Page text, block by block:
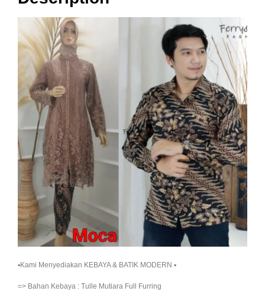
▪︎Kami Menyediakan KEBAYA & BATIK MODERN ▪︎
=> Bahan Kebaya : Tulle Mutiara Full Furring